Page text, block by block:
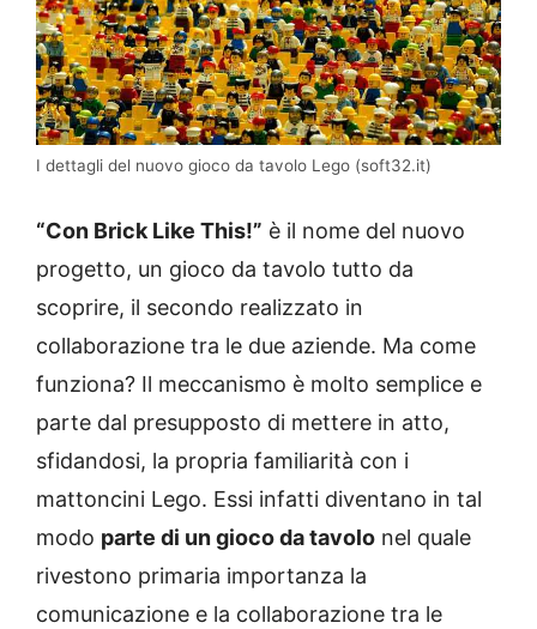
I dettagli del nuovo gioco da tavolo Lego (soft32.it)
“Con Brick Like This!” è il nome del nuovo
progetto, un gioco da tavolo tutto da
scoprire, il secondo realizzato in
collaborazione tra le due aziende. Ma come
funziona? Il meccanismo è molto semplice e
parte dal presupposto di mettere in atto,
sfidandosi, la propria familiarità con i
mattoncini Lego. Essi infatti diventano in tal
modo parte di un gioco da tavolo nel quale
rivestono primaria importanza la
comunicazione e la collaborazione tra le